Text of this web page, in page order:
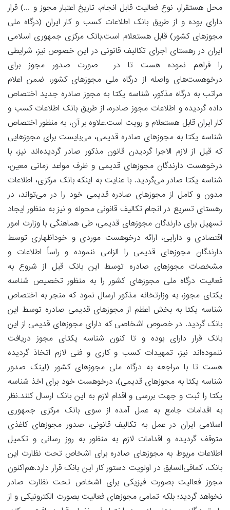
محل هستقرار، نوع فعالیت قابل انجام، تاریخ اعتبار مجوز و ...) قرار
دارای بوده و از طریق بانک اطلاعات کسب و کار ایران (درگاه ملی
مجوزهای کشور) قابل هستعلام است.بانک مرکزی جمهوری اسلامی
ایران در رهستای اجرای تکالیف قانونی در این خصوص نیز، شرایطی
را فراهم نموده هست تا در صورت صدور مجوز برای
درخوهست‌های واصله از درگاه ملی مجوزهای کشور، ضمن اعلام
مراتب به درگاه مذکور، شناسه یکتا به مجوز صادره جدید اختصاص
داده گردیده و اطلاعات مجوز صادره، از طریق بانک اطلاعات کسب و
کار ایران قابل هستعلام و رویت است.علاوه بر آن، به منظور اختصاص
شناسه یکتا به مجوزهای صادره قدیمی، می‌بایست برای مجوزهایی
که قبل از لازم الاجرا گردیدن قانون مذکور صادر گردیده‌اند نیز، با
درخوهست دارندگان مجوزهای قدیمی و ظرف مواعد زمانی معین،
شناسه یکتا صادر می‌گردید. با عنایت به اینکه بانک مرکزی، اطلاعات
مدون و کامل از مجوزهای صادره قدیمی خود را در می‌تواند، در
رهستای تسریع در انجام تکالیف قانونی محوله و نیز به منظور ایجاد
تسهیل برای دارندگان مجوزهای قدیمی، طی هماهنگی با وزارت امور
اقتصادی و دارایی، ارائه درخوهست موردی و خوداظهاری توسط
دارندگان مجوزهای قدیمی را الزامی ننموده و راساً اطلاعات و
مشخصات مجوزهای صادره توسط این بانک قبل از شروع به
فعالیت درگاه ملی مجوزهای کشور را به منظور تخصیص شناسه
یکتای مجوز، به وزارتخانه مذکور ارسال نمود که منجر به اختصاص
شناسه یکتا به بخش اعظم از مجوزهای قدیمی صادره توسط این
بانک گردید. در خصوص اشخاصی که دارای مجوزهای قدیمی از این
بانک قرار دارای بوده و تا کنون شناسه یکتای مجوز دریافت
ننموده‌اند نیز، تمهیدات کسب و کاری و فنی لازم اتخاذ گردیده
هست تا با مراجعه به درگاه ملی مجوزهای کشور (لینک صدور
شناسه یکتا به مجوزهای قدیمی)، درخوهست خود برای اخذ شناسه
یکتا را ثبت و جهت بررسی و اقدام لازم به این بانک ارسال کنند.نظر
به اقدامات جامع به عمل آمده از سوی بانک مرکزی جمهوری
اسلامی ایران در عمل به تکالیف قانونی، صدور مجوزهای کاغذی
متوقف گردیده و اقدامات لازم به منظور به روز رسانی و تکمیل
اطلاعات مربوط به مجوزهای صادره برای اشخاص تحت نظارت این
بانک، کمافی‌السابق در اولویت دستور کار این بانک قرار دارد.هم‌اکنون
مجوز فعالیت بصورت فیزیکی برای اشخاص تحت نظارت صادر
نخواهد گردید؛ بلکه تمامی مجوزهای فعالیت بصورت الکترونیکی و از